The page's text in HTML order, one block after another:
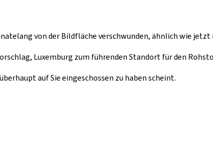
von der Bildfläche verschwunden, ähnlich wie
Luxemburg zum führenden Standort für den
auf Sie eingeschossen zu haben scheint.